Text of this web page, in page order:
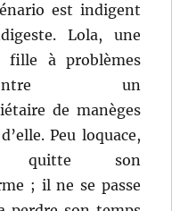
est indigent
Lola, une
fille à problèmes
un
de manèges
Peu loquace,
quitte son
; il ne se passe